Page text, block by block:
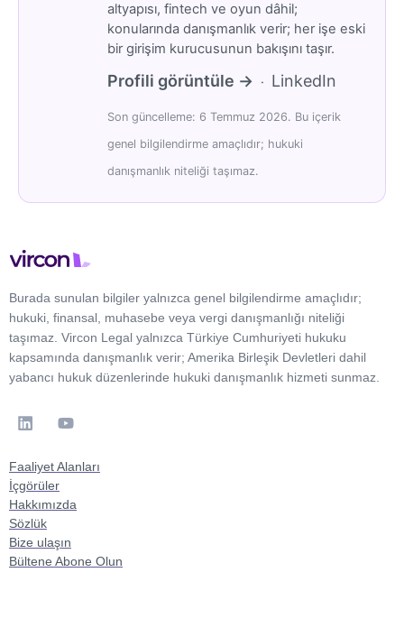
altyapısı, fintech ve oyun dâhil;
konularında danışmanlık verir; her işe eski
bir girişim kurucusunun bakışını taşır.
Profili görüntüle → · LinkedIn
Son güncelleme: 6 Temmuz 2026. Bu içerik
genel bilgilendirme amaçlıdır; hukuki
danışmanlık niteliği taşımaz.
Burada sunulan bilgiler yalnızca genel bilgilendirme amaçlıdır;
hukuki, finansal, muhasebe veya vergi danışmanlığı niteliği
taşımaz. Vircon Legal yalnızca Türkiye Cumhuriyeti hukuku
kapsamında danışmanlık verir; Amerika Birleşik Devletleri dahil
yabancı hukuk düzenlerinde hukuki danışmanlık hizmeti sunmaz.
Faaliyet Alanları
İçgörüler
Hakkımızda
Sözlük
Bize ulaşın
Bültene Abone Olun